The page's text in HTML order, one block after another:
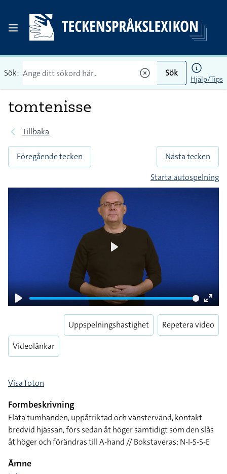
Sök: Sök
Hjälp/Tips
tomtenisse
Tillbaka
Föregående tecken
Nästa tecken
Starta autospelning
Play
Enter
Videolänkar
Uppspelningshastighet Repetera video
Visa foton
Formbeskrivning
Flata tumhanden, uppåtriktad och vänstervänd, kontakt
bredvid hjässan, förs sedan åt höger samtidigt som den slås
åt höger och förändras till A-hand // Bokstaveras: N-I-S-S-E
Ämne